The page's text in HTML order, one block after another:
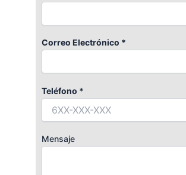
Correo Electrónico *
Teléfono *
Mensaje